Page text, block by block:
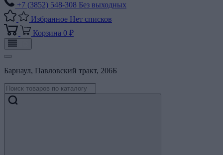
+7 (3852) 548-308 Без выходных
Избранное Нет списков
Корзина 0 ₽
Барнаул, Павловский тракт, 206Б